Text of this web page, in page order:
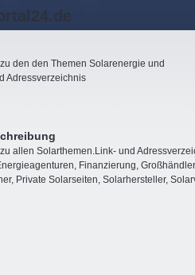
den den Themen Solarenergie und
Adressverzeichnis
allen Solarthemen.Link- und
Finanzierung,
Private Solarseiten, Solarhersteller,